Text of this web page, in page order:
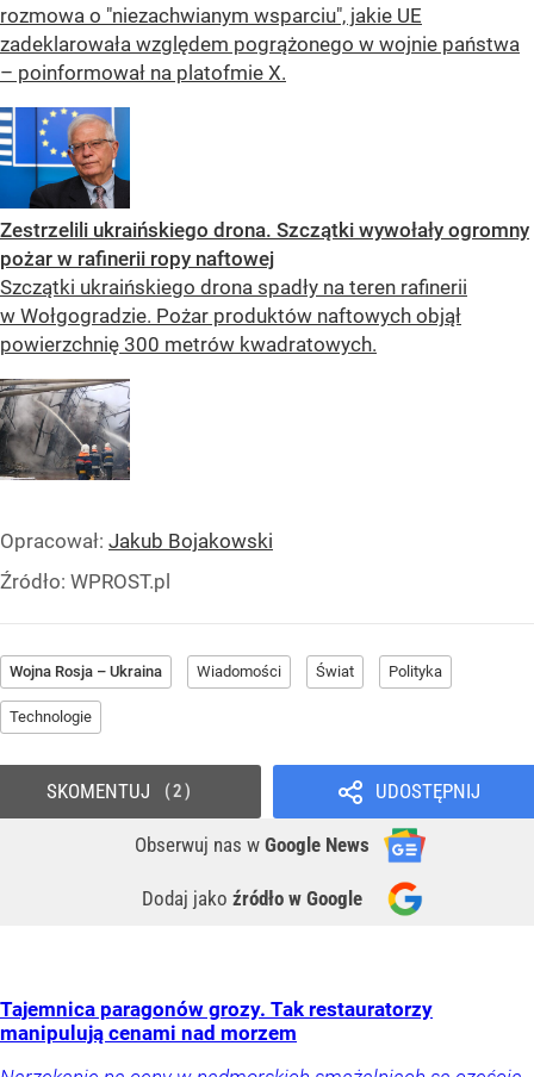
rozmowa o "niezachwianym wsparciu", jakie UE
zadeklarowała względem pogrążonego w wojnie państwa
– poinformował na platofmie X.
Zestrzelili ukraińskiego drona. Szczątki wywołały ogromny
pożar w rafinerii ropy naftowej
Szczątki ukraińskiego drona spadły na teren rafinerii
w Wołgogradzie. Pożar produktów naftowych objął
powierzchnię 300 metrów kwadratowych.
Opracował: Jakub Bojakowski
Źródło: WPROST.pl
Wojna Rosja – Ukraina Wiadomości Świat Polityka
Technologie
UDOSTĘPNIJ
Obserwuj nas w Google News
Dodaj jako źródło w Google
SKOMENTUJ 2
Tajemnica paragonów grozy. Tak restauratorzy
manipulują cenami nad morzem